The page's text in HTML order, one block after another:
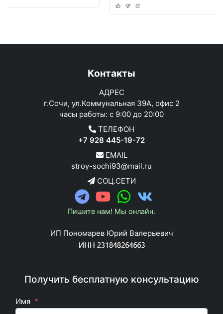
Контакты
АДРЕС
г.Сочи, ул.Коммунальная 39А, офис 2
часы работы: с 9:00 до 20:00
ТЕЛЕФОН
+7 928 445-19-72
EMAIL
stroy-sochi93@mail.ru
СОЦ.СЕТИ
Пишите нам! Мы онлайн.
ИП Пономарев Юрий Валерьевич
Получить бесплатную консультацию
Имя